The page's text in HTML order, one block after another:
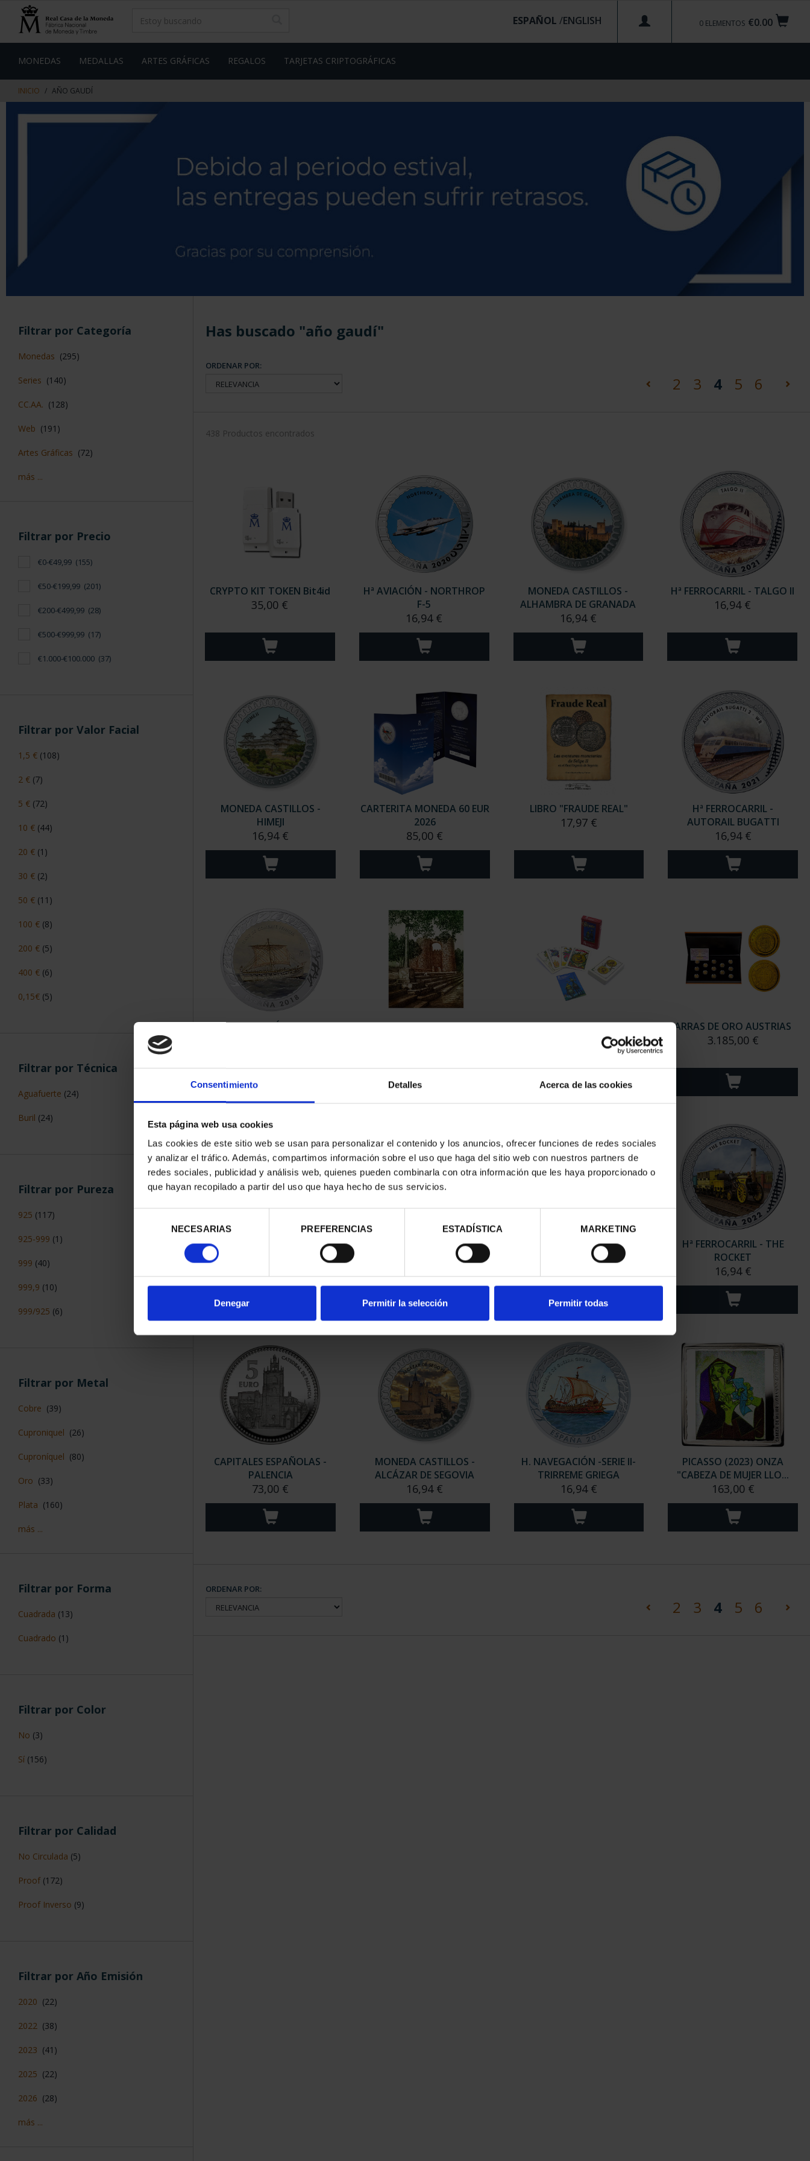
Consentimiento Detalles Acerca de las cookies
Esta página web usa cookies
Las cookies de este sitio web se usan para personalizar el contenido y los anuncios, ofrecer funciones de redes sociales
y analizar el tráfico. Además, compartimos información sobre el uso que haga del sitio web con nuestros partners de
redes sociales, publicidad y análisis web, quienes pueden combinarla con otra información que les haya proporcionado o
que hayan recopilado a partir del uso que haya hecho de sus servicios.
consentimiento
NECESARIAS PREFERENCIAS ESTADÍSTICA MARKETING
Denegar Permitir la selección Permitir todas
contenido
de
€0.00
0 ELEMENTOS
ESPAÑOL /
MONEDAS MEDALLAS ARTES GRÁFICAS REGALOS TARJETAS CRIPTOGRÁFICAS
INICIO AÑO GAUDÍ
Filtrar por Categoría
Monedas (295)
Series (140)
CC.AA. (128)
Web (191)
Artes Gráficas (72)
más ...
Filtrar por Precio
€0-€49,99 (155)
€50-€199,99 (201)
€200-€499,99 (28)
€500-€999,99 (17)
€1.000-€100.000 (37)
Filtrar por Valor Facial
1,5 € (108)
2 € (7)
5 € (72)
10 € (44)
20 € (1)
30 € (2)
50 € (11)
100 € (8)
200 € (5)
400 € (6)
0,15€ (5)
Filtrar por Técnica
Aguafuerte (24)
Buril (24)
Filtrar por Pureza
925 (117)
925-999 (1)
999 (40)
999,9 (10)
999/925 (6)
Filtrar por Metal
Cobre (39)
Cuproniquel (26)
Cuproníquel (80)
Oro (33)
Plata (160)
más ...
Filtrar por Forma
Cuadrada (13)
Cuadrado (1)
Filtrar por Color
No (3)
Sí (156)
Filtrar por Calidad
No Circulada (5)
Proof (172)
Proof Inverso (9)
Filtrar por Año Emisión
2020 (22)
2022 (38)
2023 (41)
2025 (22)
2026 (28)
más ...
Has buscado "año gaudí"
ORDENAR POR:
2 3 4(current)
5 6
438 Productos encontrados
CRYPTO KIT TOKEN Bit4id
35,00 €
Hª AVIACIÓN - NORTHROP
F-5
16,94 €
MONEDA CASTILLOS -
ALHAMBRA DE GRANADA
16,94 €
Hª FERROCARRIL - TALGO II
16,94 €
MONEDA CASTILLOS -
HIMEJI
16,94 €
CARTERITA MONEDA 60 EUR
2026
85,00 €
LIBRO "FRAUDE REAL"
17,97 €
Hª FERROCARRIL -
AUTORAIL BUGATTI
16,94 €
H. NAVEGACIÓN -SERIE I-
AGUAFUERTE 'PUERTA SAN
BARAJA 'DON QUIJOTE' ARRAS DE ORO AUSTRIAS
3.185,00 €
Hª FERROCARRIL - RENFE-
250 ANIV. EEUU -
Hª AVIACIÓN - MCDONNELL
DOUGLAS F-4C
Hª FERROCARRIL - THE
ROCKET
16,94 €
CAPITALES ESPAÑOLAS -
PALENCIA
73,00 €
MONEDA CASTILLOS -
ALCÁZAR DE SEGOVIA
16,94 €
H. NAVEGACIÓN -SERIE II-
TRIRREME GRIEGA
16,94 €
PICASSO (2023) ONZA
"CABEZA DE MUJER LLO...
163,00 €
ORDENAR POR:
2 3 4(current)
5 6